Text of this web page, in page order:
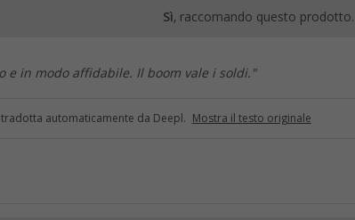
Sì, raccomando questo prodotto.
e in modo affidabile. Il boom vale i soldi."
tradotta automaticamente da Deepl. Mostra il testo originale